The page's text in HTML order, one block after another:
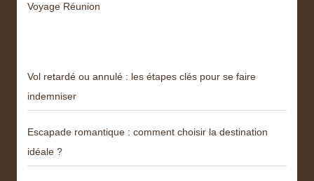
Voyage Réunion
Vol retardé ou annulé : les étapes clés pour se faire
indemniser
Escapade romantique : comment choisir la destination
idéale ?